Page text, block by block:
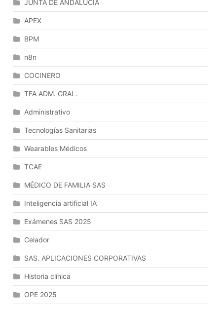
En
Aplicaciones
El
De
Herramientas
Para
Edición,
Personalización
De
En
Javascript
JUNTA DE ANDALUCÍA
APEX
BPM
n8n
COCINERO
TFA ADM. GRAL.
Administrativo
Tecnologías Sanitarias
Wearables Médicos
TCAE
MÉDICO DE FAMILIA SAS
Inteligencia artificial IA
Exámenes SAS 2025
Celador
SAS. APLICACIONES CORPORATIVAS
Historia clínica
OPE 2025